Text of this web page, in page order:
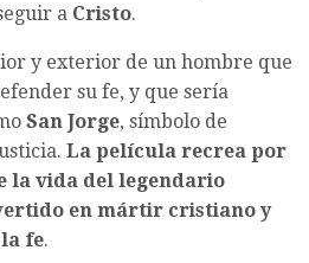
a Cristo.
y exterior de un hombre que
su fe, y que sería
San Jorge, símbolo de
La película recrea por
la vida del legendario
en mártir cristiano y
fe.